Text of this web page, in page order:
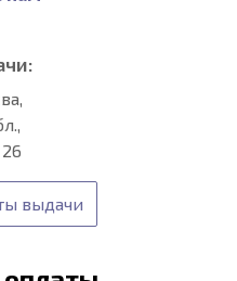
выдачи